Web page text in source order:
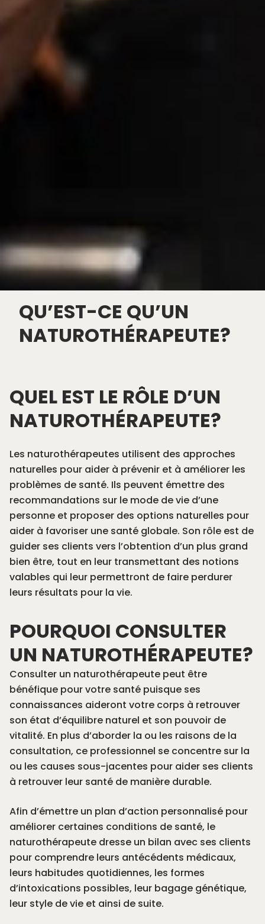
QU’EST-CE QU’UN
NATUROTHÉRAPEUTE?
QUEL EST LE RÔLE D’UN
NATUROTHÉRAPEUTE?
Les naturothérapeutes utilisent des approches
naturelles pour aider à prévenir et à améliorer les
problèmes de santé. Ils peuvent émettre des
recommandations sur le mode de vie d’une
personne et proposer des options naturelles pour
aider à favoriser une santé globale. Son rôle est de
guider ses clients vers l’obtention d’un plus grand
bien être, tout en leur transmettant des notions
valables qui leur permettront de faire perdurer
leurs résultats pour la vie.
POURQUOI CONSULTER
UN NATUROTHÉRAPEUTE?
Consulter un naturothérapeute peut être
bénéfique pour votre santé puisque ses
connaissances aideront votre corps à retrouver
son état d’équilibre naturel et son pouvoir de
vitalité. En plus d’aborder la ou les raisons de la
consultation, ce professionnel se concentre sur la
ou les causes sous-jacentes pour aider ses clients
à retrouver leur santé de manière durable.
Afin d’émettre un plan d’action personnalisé pour
améliorer certaines conditions de santé, le
naturothérapeute dresse un bilan avec ses clients
pour comprendre leurs antécédents médicaux,
leurs habitudes quotidiennes, les formes
d’intoxications possibles, leur bagage génétique,
leur style de vie et ainsi de suite.